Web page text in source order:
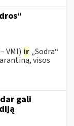
VMI) ir„Sodra“
visos
gali